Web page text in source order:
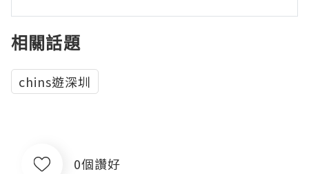
相關話題
chins遊深圳
0個讚好